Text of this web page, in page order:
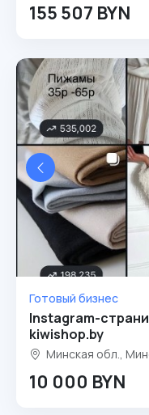
155 507 BYN
Готовый бизнес
Instagram-
kiwishop.by
Минская обл.,
10 000 BYN